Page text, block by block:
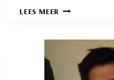
LEES MEER INTERNE
TITELSTRIJD
ONBESLIST!